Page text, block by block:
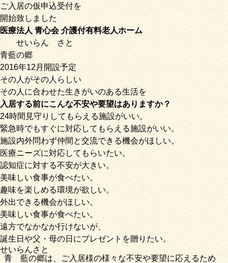
ご入居の仮申込受付を
開始致しました
医療法人 青心会 介護付有料老人ホーム
せいらんさと
青藍の郷
2016年12月開設予定
その人がその人らしい
その人に合わせた生きがいのある生活を
入居する前にこんな不安や要望はありますか？
24時間見守りしてもらえる施設がいい。
緊急時でもすぐに対応してもらえる施設がいい。
施設内外問わず仲間と交流できる機会がほしい。
医療ニーズに対応してもらいたい。
認知症に対する不安が大きい。
美味しい食事が食べたい。
趣味を楽しめる環境が欲しい。
外出できる機会がほしい。
美味しい食事が食べたい。
遠方でなかなか行けないが、
誕生日や父・母の日にプレゼントを贈りたい。
青藍
せいらん
の郷
さと
は、ご入居様の様々な不安や要望に応えるため